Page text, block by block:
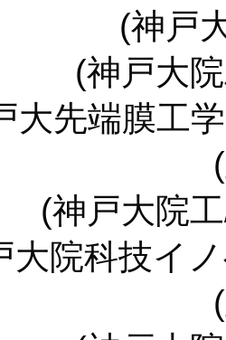
(神戸
(神戸大
大先端膜工
(神戸大院
大院科技イ